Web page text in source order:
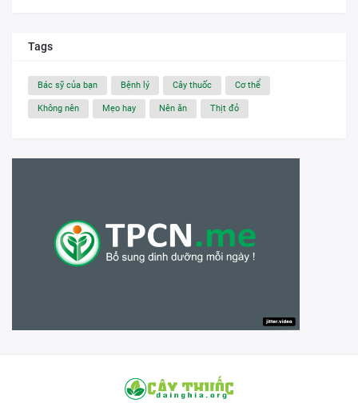
Tags
Bác sỹ của bạn Bệnh lý Cây thuốc Cơ thể
Không nên Mẹo hay Nên ăn Thịt đỏ